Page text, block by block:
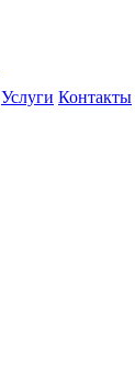
Услуги Контакты